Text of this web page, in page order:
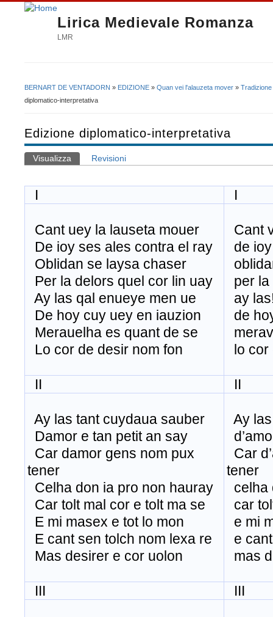
Lirica Medievale Romanza
LMR
Tu sei qui
BERNART DE VENTADORN » EDIZIONE » Quan vei l'alauzeta mover »
diplomatico-interpretativa
Edizione diplomatico-interpretativa
Schede primarie
Visualizza (scheda attiva)
Revisioni
I I
Cant uey la lauseta mouer
De ioy ses ales contra el ray
Oblidan se laysa chaser
Per la delors quel cor lin uay
Ay las qal enueye men ue
De hoy cuy uey en iauzion
Merauelha es quant de se
Lo cor de desir nom fon
Cant
de
per
ay
de
lo cor
II II
Ay las tant cuydaua sauber
Damor e tan petit an say
Car damor gens nom pux
tener
Celha don ia pro non hauray
Car tolt mal cor e tolt ma se
E mi masex e tot lo mon
E cant sen tolch nom lexa re
Mas desirer e cor uolon
Ay
Car
tener
celha
car
e mi
e
mas
III III